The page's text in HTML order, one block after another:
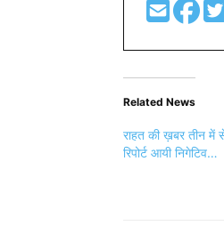
Related News
राहत की ख़बर तीन में
रिपोर्ट आयी निगेटिव…